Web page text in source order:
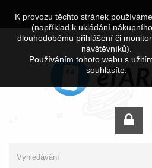
K provozu těchto stránek
(například k ukládání
dlouhodobému přihlášení či
návštěvníků).
Používáním tohoto webu s
souhlasíte.